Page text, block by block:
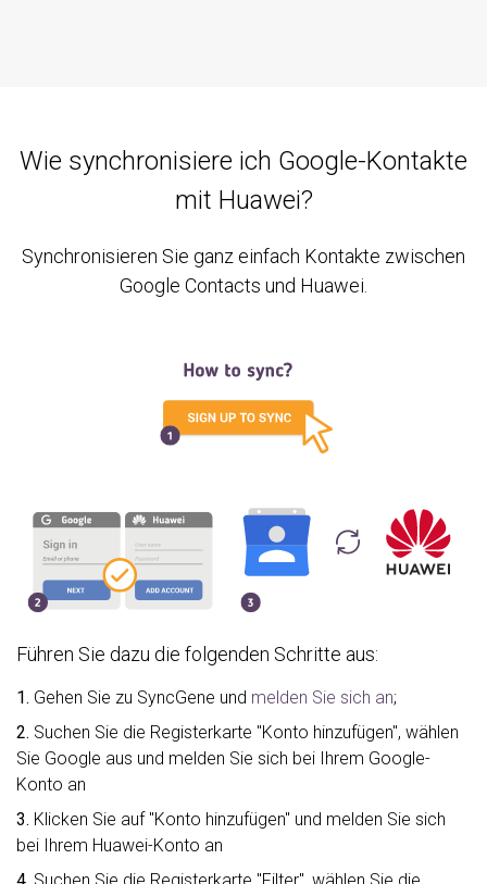
Wie synchronisiere ich Google-Kontakte
mit Huawei?
Synchronisieren Sie ganz einfach Kontakte zwischen
Google Contacts und Huawei.
Führen Sie dazu die folgenden Schritte aus:
1. Gehen Sie zu SyncGene und melden Sie sich an;
2. Suchen Sie die Registerkarte "Konto hinzufügen", wählen
Sie Google aus und melden Sie sich bei Ihrem Google-
Konto an
3. Klicken Sie auf "Konto hinzufügen" und melden Sie sich
bei Ihrem Huawei-Konto an